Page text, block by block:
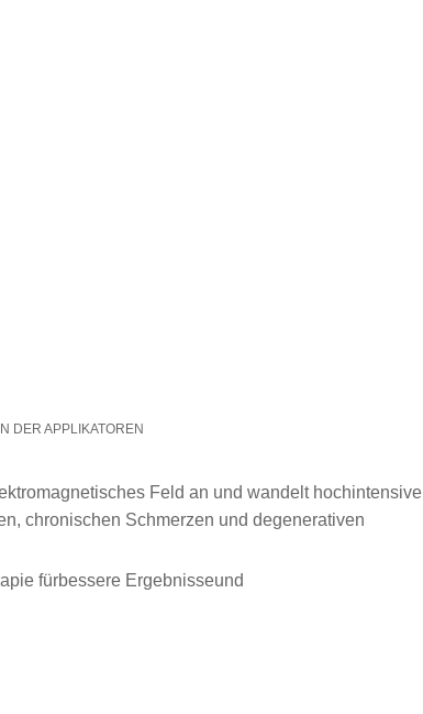
DER APPLIKATOREN
Feld an und wandelt hochintensive
chronischen Schmerzen und degenerativen
fürbessere Ergebnisseund